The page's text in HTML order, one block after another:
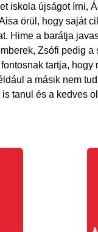
iskola újságot írni,
örül, hogy saját
Hime a barátja
Zsófi pedig
tartja,
a másik nem
tanul és a kedves